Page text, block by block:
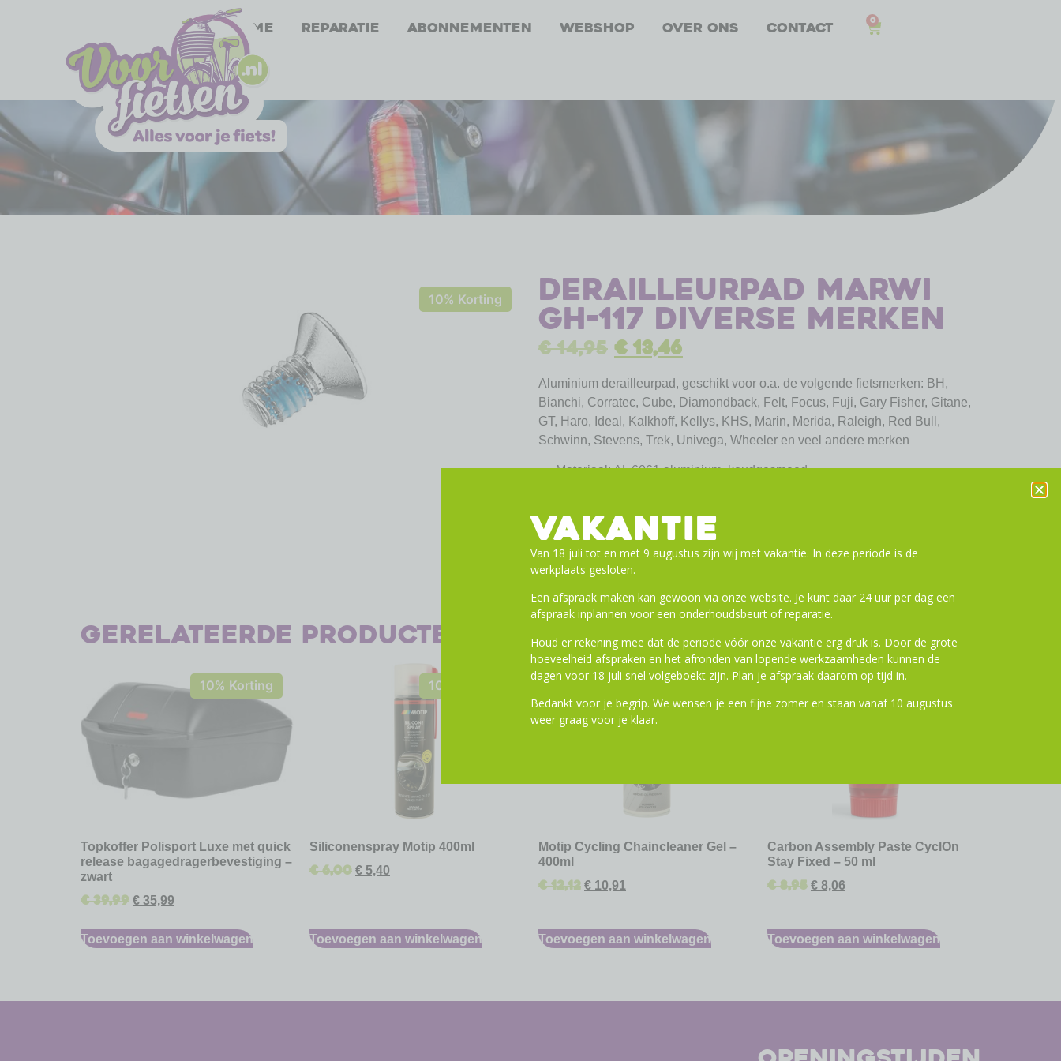
Home Reparatie Abonnementen Webshop Over ons Contact 0
10% Korting Derailleurpad Marwi
GH-117 diverse merken
€14,95 €13,46
Aluminium derailleurpad, geschikt voor o.a. de volgende fietsmerken: BH,
Bianchi, Corratec, Cube, Diamondback, Felt, Focus, Fuji, Gary Fisher, Gitane,
GT, Haro, Ideal, Kalkhoff, Kellys, KHS, Marin, Merida, Raleigh, Red Bull,
Schwinn, Stevens, Trek, Univega, Wheeler en veel andere merken
Materiaal: AL 6061 aluminium, koudgesmeed
Gerelateerde producten
10% Korting
Topkoffer Polisport Luxe met quick
release bagagedragerbevestiging –
zwart
€39,99 € 35,99
Toevoegen aan winkelwagen
10% Korting
Siliconenspray Motip 400ml
€6,00 € 5,40
Toevoegen aan winkelwagen
10% Korting
Motip Cycling Chaincleaner Gel –
400ml
€12,12 € 10,91
Toevoegen aan winkelwagen
Carbon Assembly Paste CyclOn
Stay Fixed – 50 ml
€8,95 € 8,06
Toevoegen aan winkelwagen
VAKANTIE
Van 18 juli tot en met 9 augustus zijn wij met vakantie. In deze periode is de
werkplaats gesloten.
Een afspraak maken kan gewoon via onze website. Je kunt daar 24 uur per dag een
afspraak inplannen voor een onderhoudsbeurt of reparatie.
Houd er rekening mee dat de periode vóór onze vakantie erg druk is. Door de grote
hoeveelheid afspraken en het afronden van lopende werkzaamheden kunnen de
dagen voor 18 juli snel volgeboekt zijn. Plan je afspraak daarom op tijd in.
Bedankt voor je begrip. We wensen je een fijne zomer en staan vanaf 10 augustus
weer graag voor je klaar.